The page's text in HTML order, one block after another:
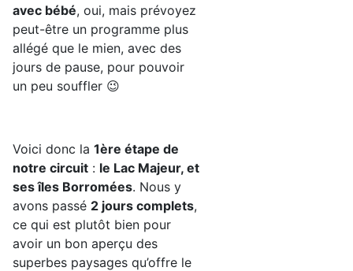
avec bébé, oui, mais prévoyez
peut-être un programme plus
allégé que le mien, avec des
jours de pause, pour pouvoir
un peu souffler 😉
Voici donc la 1ère étape de
notre circuit : le Lac Majeur, et
ses îles Borromées. Nous y
avons passé 2 jours complets,
ce qui est plutôt bien pour
avoir un bon aperçu des
superbes paysages qu’offre le